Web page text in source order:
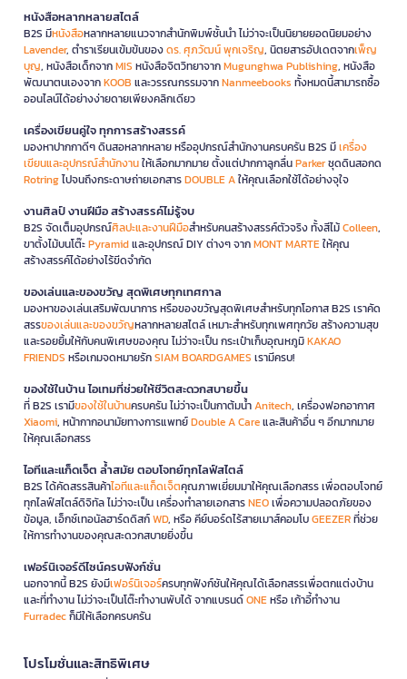
หนังสือหลากหลายสไตล์
B2S มีหนังสือหลากหลายแนวจากสำนักพิมพ์ชั้นนำ ไม่ว่าจะเป็นนิยายยอดนิยมอย่าง
Lavender, ตำราเรียนเข้มข้นของดร. ศุภวัฒน์ พุกเจริญ, นิตยสารอัปเดตจากเพ็ญ
บุญ, หนังสือเด็กจากMIS หนังสือจิตวิทยาจากMugunghwa Publishing, หนังสือ
พัฒนาตนเองจากKOOB และวรรณกรรมจากNanmeebooks ทั้งหมดนี้สามารถซื้อ
ออนไลน์ได้อย่างง่ายดายเพียงคลิกเดียว
เครื่องเขียนคู่ใจ ทุกการสร้างสรรค์
มองหาปากกาดีๆ ดินสอหลากหลาย หรืออุปกรณ์สำนักงานครบครัน B2S มีเครื่อง
เขียนและอุปกรณ์สำนักงานให้เลือกมากมาย ตั้งแต่ปากกาลูกลื่นParkerชุดดินสอกด
Rotringไปจนถึงกระดาษถ่ายเอกสารDOUBLE Aให้คุณเลือกใช้ได้อย่างจุใจ
งานศิลป์ งานฝีมือ สร้างสรรค์ไม่รู้จบ
B2S จัดเต็มอุปกรณ์ศิลปะและงานฝีมือสำหรับคนสร้างสรรค์ตัวจริง ทั้งสีไม้Colleen,
ขาตั้งไม้บนโต๊ะPyramidและอุปกรณ์ DIY ต่างๆ จากMONT MARTEให้คุณ
สร้างสรรค์ได้อย่างไร้ขีดจำกัด
ของเล่นและของขวัญ สุดพิเศษทุกเทศกาล
มองหาของเล่นเสริมพัฒนาการ หรือของขวัญสุดพิเศษสำหรับทุกโอกาส B2S เราคัด
สรรของเล่นและของขวัญหลากหลายสไตล์ เหมาะสำหรับทุกเพศทุกวัย สร้างความสุข
และรอยยิ้มให้กับคนพิเศษของคุณ ไม่ว่าจะเป็น กระเป๋าเก็บอุณหภูมิKAKAO
FRIENDS หรือเกมจดหมายรักSIAM BOARDGAMES เรามีครบ!
ของใช้ในบ้าน ไอเทมที่ช่วยให้ชีวิตสะดวกสบายขึ้น
ที่ B2S เรามีของใช้ในบ้านครบครัน ไม่ว่าจะเป็นกาต้มน้ำAnitech, เครื่องฟอกอากาศ
Xiaomi, หน้ากากอนามัยทางการแพทย์Double A Careและสินค้าอื่น ๆ อีกมากมาย
ให้คุณเลือกสรร
ไอทีและแก็ดเจ็ต ล้ำสมัย ตอบโจทย์ทุกไลฟ์สไตล์
B2S ได้คัดสรรสินค้าไอทีและแก็ดเจ็ตคุณภาพเยี่ยมมาให้คุณเลือกสรร เพื่อตอบโจทย์
ทุกไลฟ์สไตล์ดิจิทัล ไม่ว่าจะเป็น เครื่องทำลายเอกสารNEOเพื่อความปลอดภัยของ
ข้อมูล, เอ็กซ์เทอนัลฮาร์ดดิสก์WD, หรือ คีย์บอร์ดไร้สายเมาส์คอมโบGEEZERที่ช่วย
ให้การทำงานของคุณสะดวกสบายยิ่งขึ้น
เฟอร์นิเจอร์ดีไซน์ครบฟังก์ชั่น
นอกจากนี้ B2S ยังมีเฟอร์นิเจอร์ครบทุกฟังก์ชันให้คุณได้เลือกสรรเพื่อตกแต่งบ้าน
และที่ทำงาน ไม่ว่าจะเป็นโต๊ะทำงานพับได้ จากแบรนด์ONEหรือ เก้าอี้ทำงาน
Furradecก็มีให้เลือกครบครัน
โปรโมชั่นและสิทธิพิเศษ